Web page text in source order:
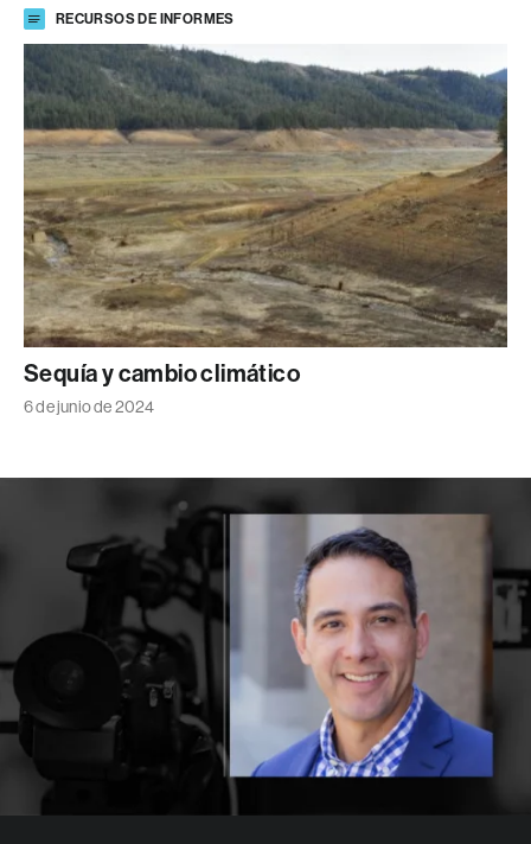
RECURSOS DE INFORMES
Sequía y cambio climático
6 de junio de 2024